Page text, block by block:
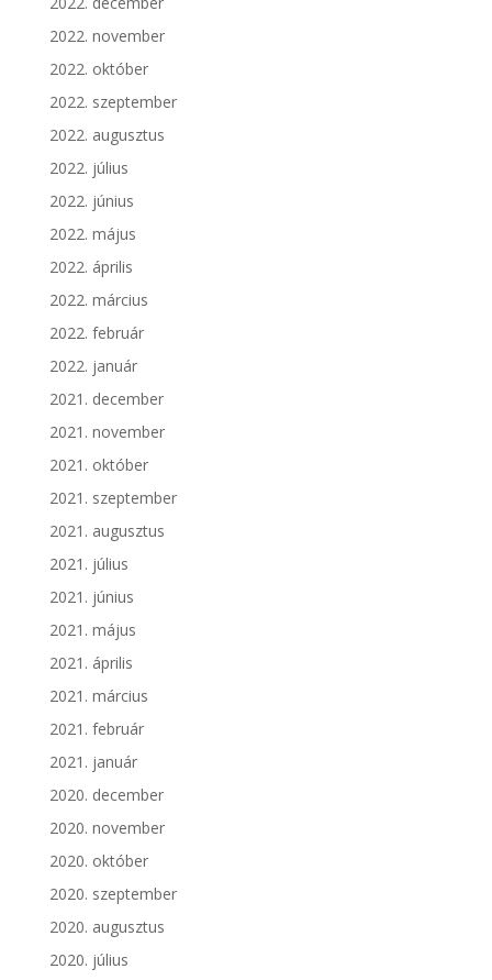
2022. november
2022. október
2022. szeptember
2022. augusztus
2022. július
2022. június
2022. május
2022. április
2022. március
2022. február
2022. január
2021. december
2021. november
2021. október
2021. szeptember
2021. augusztus
2021. július
2021. június
2021. május
2021. április
2021. március
2021. február
2021. január
2020. december
2020. november
2020. október
2020. szeptember
2020. augusztus
2020. július